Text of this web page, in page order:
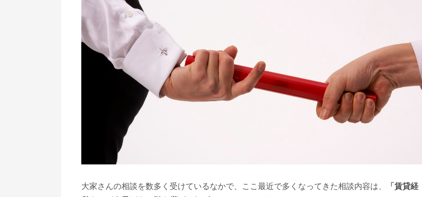
大家さんの相談を数多く受けているなかで、ここ最近で多くなってきた相談内容は、
「賃貸経